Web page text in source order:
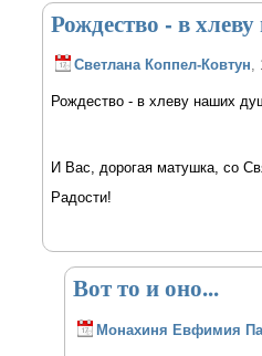
Рождество - в
Светлана Коппел-Ковтун,
Рождество - в хлеву наших
И Вас, дорогая матушка, со
Радости!
Вот то и оно...
Монахиня Евфимия